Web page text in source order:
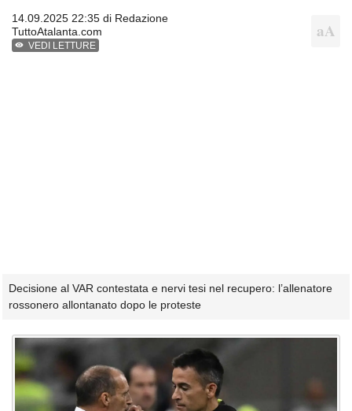
14.09.2025 22:35 di Redazione
TuttoAtalanta.com
VEDI LETTURE
Decisione al VAR contestata e nervi tesi nel recupero: l’allenatore
rossonero allontanato dopo le proteste